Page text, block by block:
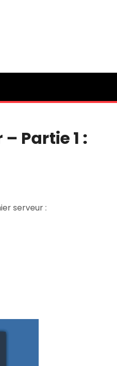
Partie 1 :
serveur :